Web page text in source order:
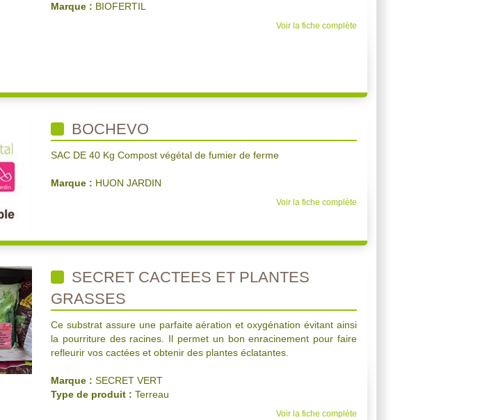
Marque : BIOFERTIL
Voir la fiche complète
BOCHEVO
SAC DE 40 Kg Compost végétal de fumier de ferme
Marque : HUON JARDIN
Voir la fiche complète
SECRET CACTEES ET PLANTES
GRASSES
Ce substrat assure une parfaite aération et oxygénation évitant ainsi
la pourriture des racines. Il permet un bon enracinement pour faire
refleurir vos cactées et obtenir des plantes éclatantes.
Marque : SECRET VERT
Type de produit : Terreau
Voir la fiche complète